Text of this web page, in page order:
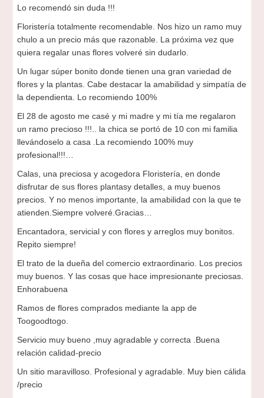
Lo recomendó sin duda !!!
Floristería totalmente recomendable. Nos hizo un ramo muy
chulo a un precio más que razonable. La próxima vez que
quiera regalar unas flores volveré sin dudarlo.
Un lugar súper bonito donde tienen una gran variedad de
flores y la plantas. Cabe destacar la amabilidad y simpatía de
la dependienta. Lo recomiendo 100%
El 28 de agosto me casé y mi madre y mi tía me regalaron
un ramo precioso !!!.. la chica se portó de 10 con mi familia
llevándoselo a casa .La recomiendo 100% muy
profesional!!!…
Calas, una preciosa y acogedora Floristería, en donde
disfrutar de sus flores plantasy detalles, a muy buenos
precios. Y no menos importante, la amabilidad con la que te
atienden.Siempre volveré.Gracias…
Encantadora, servicial y con flores y arreglos muy bonitos.
Repito siempre!
El trato de la dueña del comercio extraordinario. Los precios
muy buenos. Y las cosas que hace impresionante preciosas.
Enhorabuena
Ramos de flores comprados mediante la app de
Toogoodtogo.
Servicio muy bueno ,muy agradable y correcta .Buena
relación calidad-precio
Un sitio maravilloso. Profesional y agradable. Muy bien cálida
/precio